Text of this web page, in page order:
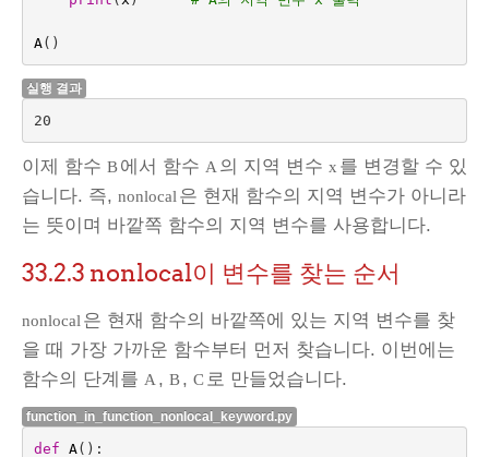
A()
실행 결과
이제 함수 B에서 함수 A의 지역 변수 x 를 변경할 수 있
습니다. 즉, nonlocal은 현재 함수의 지역 변수가 아니라
는 뜻이며 바깥쪽 함수의 지역 변수를 사용합니다.
33.2.3 nonlocal이 변수를 찾는 순서
nonlocal은 현재 함수의 바깥쪽에 있는 지역 변수를 찾
을 때 가장 가까운 함수부터 먼저 찾습니다. 이번에는
함수의 단계를 A, B, C로 만들었습니다.
function_in_function_nonlocal_keyword.py
def A():